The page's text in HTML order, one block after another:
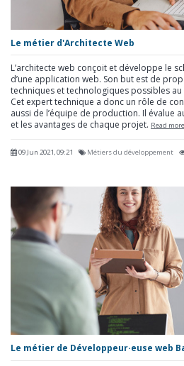
Le métier d'Architecte Web
L’architecte web conçoit et développe le
d’une application web. Son but est de
techniques et technologiques possibles
Cet expert technique a donc un rôle de
aussi de l’équipe de production. Il évalue
et les avantages de chaque projet. Read more
09 Jun 2021, 09:21 Métiers du développement
Le métier de Développeur·euse web